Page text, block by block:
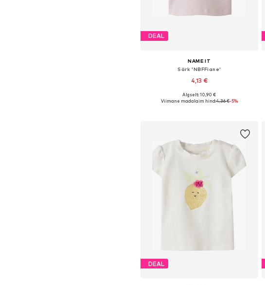
DEAL
NAME IT
Särk 'NBFFiane'
4,13 €
Saadaolevad suurused: 56, 62, 68, 74
Algselt: 10,90 €
Viimane madalaim hind:4,36 €-5%
DEAL